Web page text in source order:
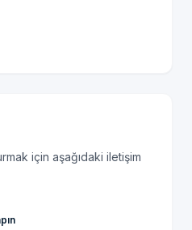
için aşağıdaki iletişim